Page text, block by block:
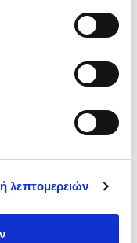
λεπτομερειών